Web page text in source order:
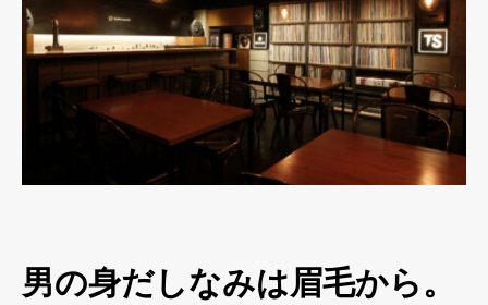
男の身だしなみは眉毛から。